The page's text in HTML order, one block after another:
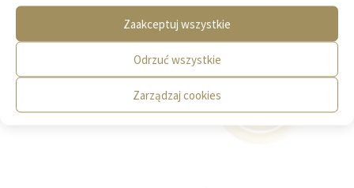
Zaakceptuj wszystkie
Odrzuć wszystkie
Zarządzaj cookies